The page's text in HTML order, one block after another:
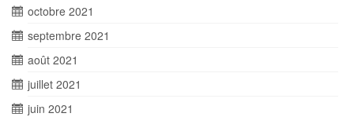
octobre 2021
septembre 2021
août 2021
juillet 2021
juin 2021